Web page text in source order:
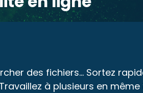
des fichiers... Sortez
à plusieurs en